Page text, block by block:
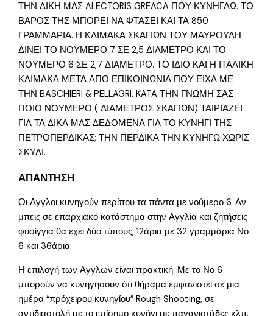
ΤΗΝ ΔΙΚΗ ΜΑΣ ALECTORIS GREACA ΠΟΥ ΚΥΝΗΓΑΩ. ΤΟ
ΒΑΡΟΣ ΤΗΣ ΜΠΟΡΕΙ ΝΑ ΦΤΑΣΕΙ ΚΑΙ ΤΑ 850
ΓΡΑΜΜΑΡΙΑ. Η ΚΛΙΜΑΚΑ ΣΚΑΓΙΩΝ ΤΟΥ ΜΑΥΡΟΥΛΗ
ΔΙΝΕΙ ΤΟ ΝΟΥΜΕΡΟ 7 ΣΕ 2,5 ΔΙΑΜΕΤΡΟ ΚΑΙ ΤΟ
ΝΟΥΜΕΡΟ 6 ΣΕ 2,7 ΔΙΑΜΕΤΡΟ. ΤΟ ΙΔΙΟ ΚΑΙ Η ΙΤΑΛΙΚΗ
ΚΛΙΜΑΚΑ ΜΕΤΑ ΑΠΟ ΕΠΙΚΟΙΝΩΝΙΑ ΠΟΥ ΕΙΧΑ ΜΕ
ΤΗΝ BASCHIERI & PELLAGRI. KATA ΤΗΝ ΓΝΩΜΗ ΣΑΣ
ΠΟΙΟ ΝΟΥΜΕΡΟ ( ΔΙΑΜΕΤΡΟΣ ΣΚΑΓΙΩΝ) ΤΑΙΡΙΑΖΕΙ
ΓΙΑ ΤΑ ΔΙΚΑ ΜΑΣ ΔΕΔΟΜΕΝΑ ΓΙΑ ΤΟ ΚΥΝΗΓΙ ΤΗΣ
ΠΕΤΡΟΠΕΡΔΙΚΑΣ; ΤΗΝ ΠΕΡΔΙΚΑ ΤΗΝ ΚΥΝΗΓΩ ΧΩΡΙΣ
ΣΚΥΛΙ.
ΑΠΑΝΤΗΣΗ
Οι Αγγλοι κυνηγούν περίπου τα πάντα με νούμερο 6. Αν
μπεις σε επαρχιακό κατάστημα στην Αγγλία και ζητήσεις
φυσίγγια θα έχει δύο τύπους, 12άρια με 32 γραμμάρια Νο
6 και 36άρια.
Η επιλογή των Αγγλων είναι πρακτική. Με το Νο 6
μπορούν να κυνηγήσουν ότι θήραμα εμφανιστεί σε μια
ημέρα “πρόχειρου κυνηγίου” Rough Shooting, σε